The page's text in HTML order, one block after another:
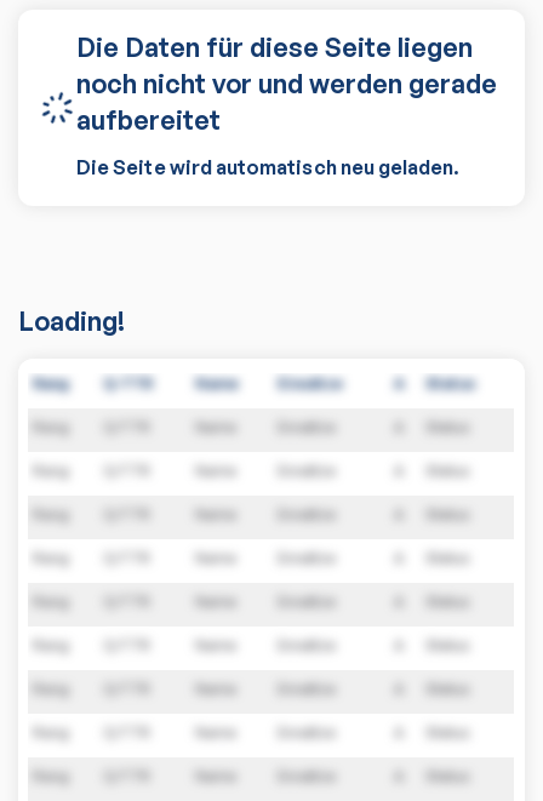
Die Daten für diese Seite liegen
noch nicht vor und werden gerade
aufbereitet
Die Seite wird automatisch neu geladen.
Loading!
Rang Q-TTR Name Einsätze A Status
Rang Name Einsätze
Rang Name Einsätze Status
Rang Name Einsätze
Rang Name Einsätze Status
Rang Name Einsätze
Rang Name Einsätze Status
Rang Name Einsätze
Rang Name Einsätze Status
Rang Name Einsätze